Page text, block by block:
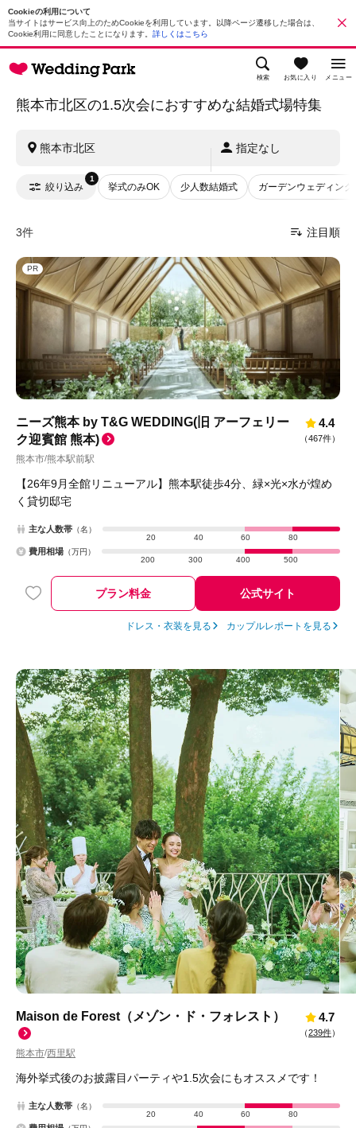
Cookieの利用について
当サイトはサービス向上のためCookieを利用しています。以降ページ遷移した場合は、
Cookie利用に同意したことになります。 詳しくはこちら
検索 お気に入り メニュー
熊本市北区の1.5次会におすすめな結婚式場特集
熊本市北区 指定なし
絞り込み
1
挙式のみOK 少人数結婚式 ガーデンウェディング
3件 注目順
PR
ニーズ熊本 by T&G WEDDING(旧 アーフェリー
ク迎賓館 熊本)
熊本市/熊本駅前駅
4.4
（467件）
【26年9月全館リニューアル】熊本駅徒歩4分、緑×光×水が煌め
く貸切邸宅
主な人数帯 （名）
20
40 60 80
費用相場 （万円）
200
300 400 500
プラン料金 公式サイト
ドレス・衣装を見る カップルレポートを見る
Maison de Forest（メゾン・ド・フォレスト）
熊本市/西里駅
4.7
（239件）
海外挙式後のお披露目パーティや1.5次会にもオススメです！
主な人数帯 （名）
20
40 60 80